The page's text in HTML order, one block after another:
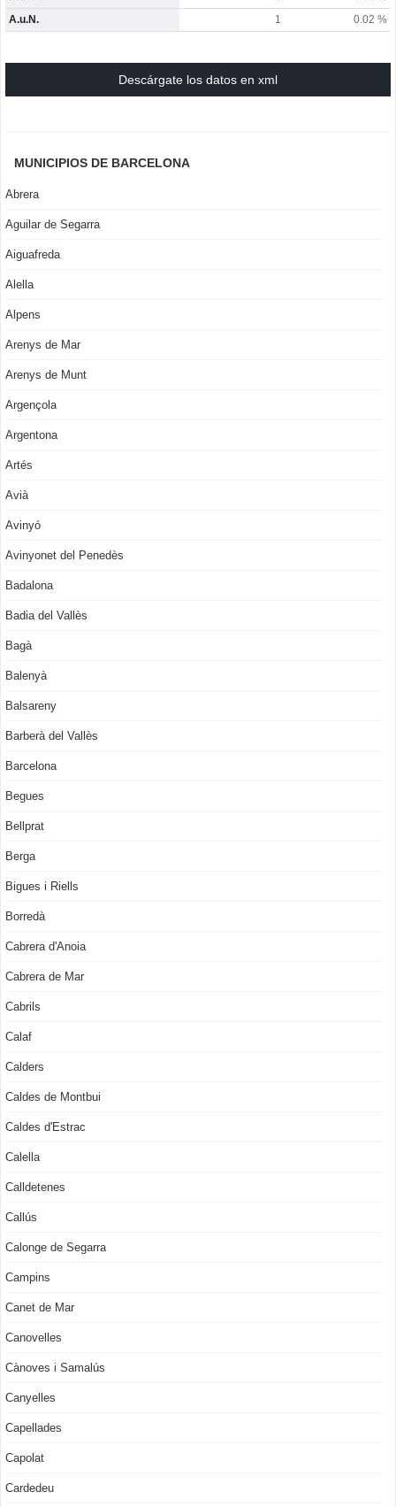
A.u.N.
1 0.02 %
Descárgate los datos en xml
MUNICIPIOS DE BARCELONA
Abrera
Aguilar de Segarra
Aiguafreda
Alella
Alpens
Arenys de Mar
Arenys de Munt
Argençola
Argentona
Artés
Avià
Avinyó
Avinyonet del Penedès
Badalona
Badia del Vallès
Bagà
Balenyà
Balsareny
Barberà del Vallès
Barcelona
Begues
Bellprat
Berga
Bigues i Riells
Borredà
Cabrera d'Anoia
Cabrera de Mar
Cabrils
Calaf
Calders
Caldes de Montbui
Caldes d'Estrac
Calella
Calldetenes
Callús
Calonge de Segarra
Campins
Canet de Mar
Canovelles
Cànoves i Samalús
Canyelles
Capellades
Capolat
Cardedeu